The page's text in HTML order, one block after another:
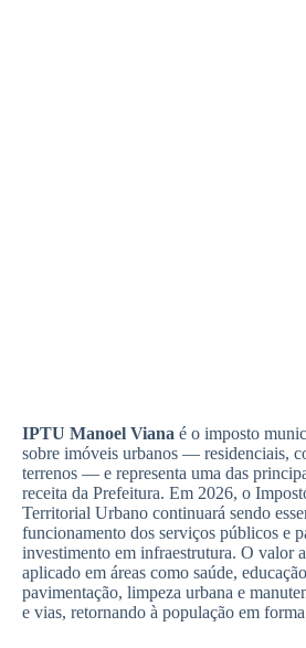
IPTU Manoel Viana é o imposto
sobre imóveis urbanos — residenciais,
terrenos — e representa uma das
receita da Prefeitura. Em 2026, o
Territorial Urbano continuará sendo
funcionamento dos serviços públicos e
investimento em infraestrutura. O valor
aplicado em áreas como saúde,
pavimentação, limpeza urbana e
e vias, retornando à população em